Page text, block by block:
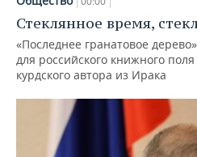
Стеклянное время,
«Последнее гранатовое
для российского книжного
курдского автора из Ирака